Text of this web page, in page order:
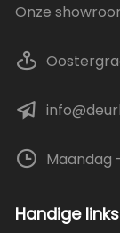
Onze
Maandag
Handige links